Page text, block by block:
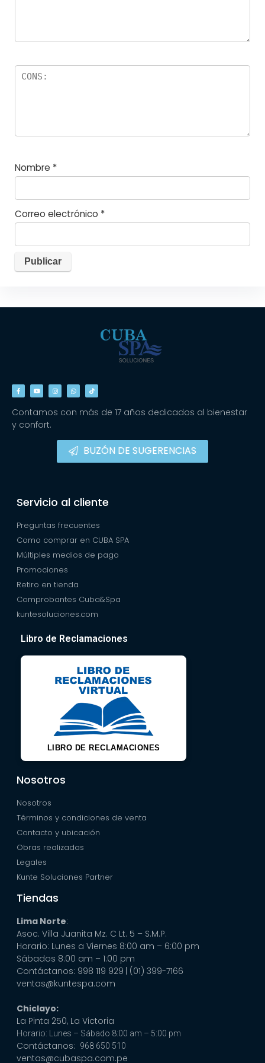
Nombre *
Correo electrónico *
Contamos con más de 17 años dedicados al bienestar
y confort.
BUZÓN DE SUGERENCIAS
Servicio al cliente
Preguntas frecuentes
Como comprar en CUBA SPA
Múltiples medios de pago
Promociones
Retiro en tienda
Comprobantes Cuba&Spa
kuntesoluciones.com
Libro de Reclamaciones
LIBRO DE RECLAMACIONES
Nosotros
Nosotros
Términos y condiciones de venta
Contacto y ubicación
Obras realizadas
Legales
Kunte Soluciones Partner
Tiendas
Lima Norte:
Asoc. Villa Juanita Mz. C Lt. 5 – S.M.P.
Horario: Lunes a Viernes 8:00 am – 6:00 pm
Sábados 8:00 am – 1:00 pm
Contáctanos: 998 119 929 | (01) 399-7166
ventas@kuntespa.com
Chiclayo:
La Pinta 250, La Victoria
Horario: Lunes – Sábado 8:00 am – 5:00 pm
Contáctanos: 968 650 510
ventas@cubaspa.com.pe